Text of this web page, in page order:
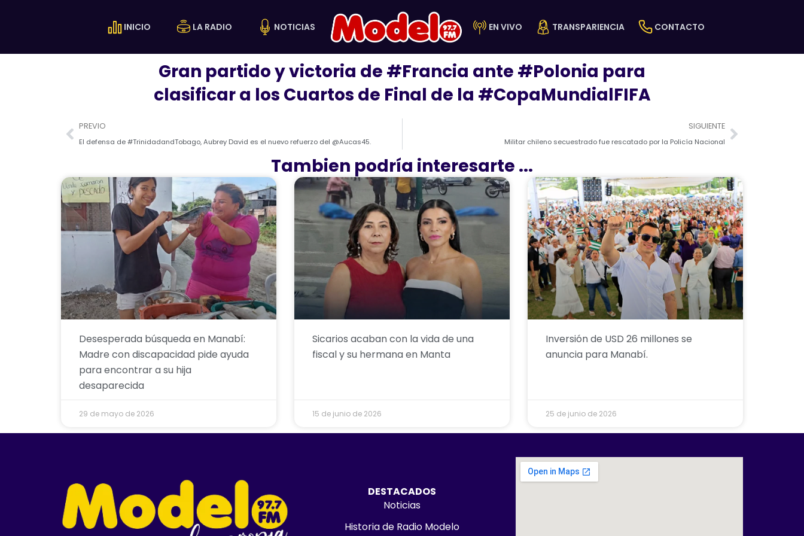
INICIO LA RADIO NOTICIAS EN VIVO TRANSPARIENCIA CONTACTO
Gran partido y victoria de #Francia ante #Polonia para
clasificar a los Cuartos de Final de la #CopaMundialFIFA
Prev
PREVIO
El defensa de #TrinidadandTobago, Aubrey David es el nuevo refuerzo del @Aucas45.
SIGUIENTE
Militar chileno secuestrado fue rescatado por la Policía Nacional
Next
Tambien podría interesarte ...
Desesperada búsqueda en Manabí:
Madre con discapacidad pide ayuda
para encontrar a su hija
desaparecida
29 de mayo de 2026
Sicarios acaban con la vida de una
fiscal y su hermana en Manta
15 de junio de 2026
Inversión de USD 26 millones se
anuncia para Manabí.
25 de junio de 2026
DESTACADOS
Noticias
Historia de Radio Modelo